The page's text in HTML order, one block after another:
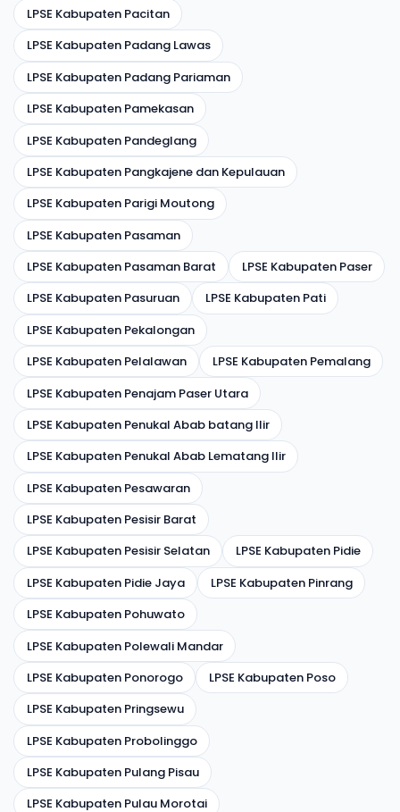
LPSE Kabupaten Pacitan
LPSE Kabupaten Padang Lawas
LPSE Kabupaten Padang Pariaman
LPSE Kabupaten Pamekasan
LPSE Kabupaten Pandeglang
LPSE Kabupaten Pangkajene dan Kepulauan
LPSE Kabupaten Parigi Moutong
LPSE Kabupaten Pasaman
LPSE Kabupaten Pasaman Barat
LPSE Kabupaten Paser
LPSE Kabupaten Pasuruan
LPSE Kabupaten Pati
LPSE Kabupaten Pekalongan
LPSE Kabupaten Pelalawan
LPSE Kabupaten Pemalang
LPSE Kabupaten Penajam Paser Utara
LPSE Kabupaten Penukal Abab batang Ilir
LPSE Kabupaten Penukal Abab Lematang Ilir
LPSE Kabupaten Pesawaran
LPSE Kabupaten Pesisir Barat
LPSE Kabupaten Pesisir Selatan
LPSE Kabupaten Pidie
LPSE Kabupaten Pidie Jaya
LPSE Kabupaten Pinrang
LPSE Kabupaten Pohuwato
LPSE Kabupaten Polewali Mandar
LPSE Kabupaten Ponorogo
LPSE Kabupaten Poso
LPSE Kabupaten Pringsewu
LPSE Kabupaten Probolinggo
LPSE Kabupaten Pulang Pisau
LPSE Kabupaten Pulau Morotai